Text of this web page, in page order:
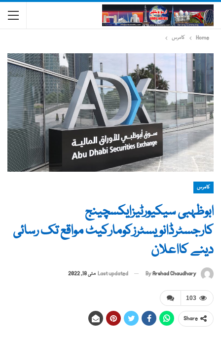
Home کامرس
کامرس
ابوظہبی سیکیورٹیزایکسچینج
کارجسٹرڈانویسٹرزکومارکیٹ مواقع تک رسائی
دینے کااعلان
ByArshad Chaudhary
Last updated مئی 18, 2022
103
Share